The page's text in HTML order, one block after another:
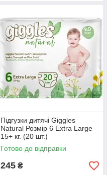
Підгузки дитячі Giggles
Natural Розмір 6 Extra Large
15+ кг. (20 шт.)
Готово до відправки
245 ₴